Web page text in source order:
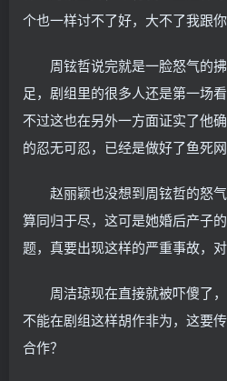
个也一样讨不了好，大不了我跟
周铉哲说完就是一脸怒气的拂
足，剧组里的很多人还是第一场
不过这也在另外一方面证实了他
的忍无可忍，已经是做好了鱼死网
赵丽颖也没想到周铉哲的怒气
算同归于尽，这可是她婚后产子
题，真要出现这样的严重事故，
周洁琼现在直接就被吓傻了，
不能在剧组这样胡作非为，这要
合作？